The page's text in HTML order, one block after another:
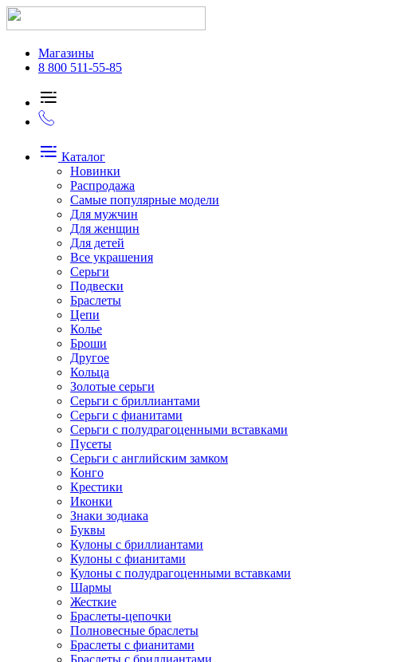
Магазины
8 800 511-55-85
Каталог
Новинки
Распродажа
Самые популярные модели
Для мужчин
Для женщин
Для детей
Все украшения
Серьги
Подвески
Браслеты
Цепи
Колье
Броши
Другое
Кольца
Золотые серьги
Серьги с бриллиантами
Серьги с фианитами
Серьги с полудрагоценными вставками
Пусеты
Серьги с английским замком
Конго
Крестики
Иконки
Знаки зодиака
Буквы
Кулоны с бриллиантами
Кулоны с фианитами
Кулоны с полудрагоценными вставками
Шармы
Жесткие
Браслеты-цепочки
Полновесные браслеты
Браслеты с фианитами
Браслеты с бриллиантами